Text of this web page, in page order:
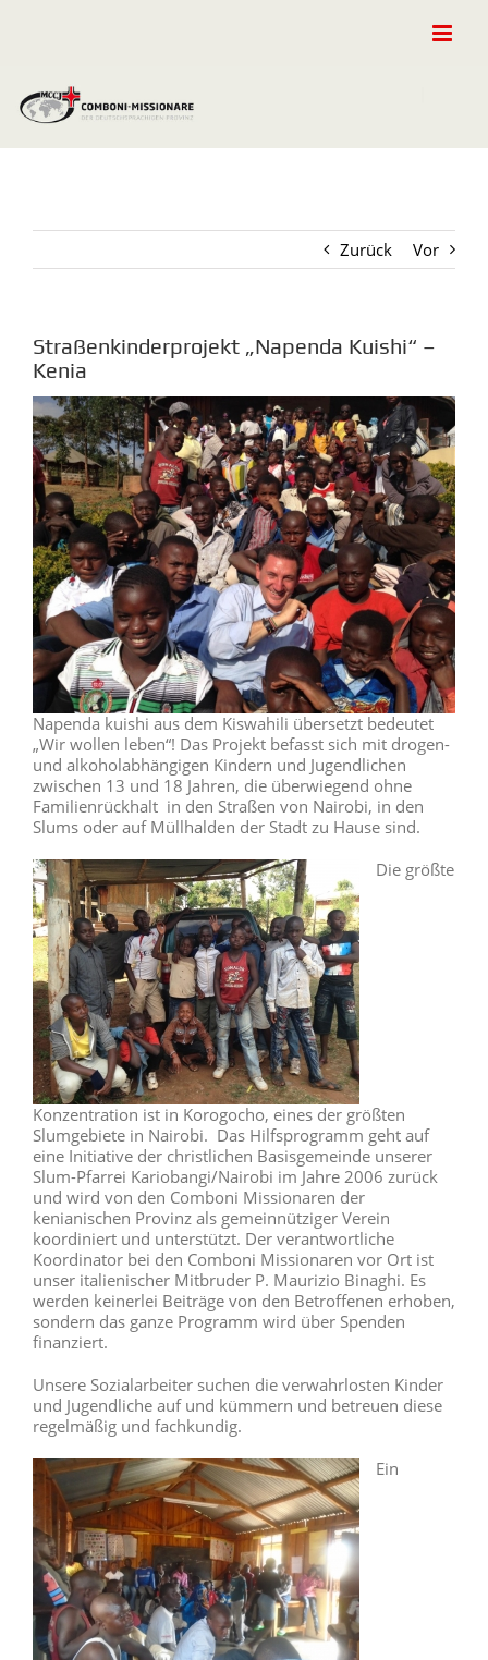
Zurück Vor
Straßenkinderprojekt „Napenda Kuishi“ –
Kenia
Zeige
grösseres
Bild
Napenda kuishi aus dem Kiswahili übersetzt bedeutet
„Wir wollen leben“! Das Projekt befasst sich mit drogen-
und alkoholabhängigen Kindern und Jugendlichen
zwischen 13 und 18 Jahren, die überwiegend ohne
Familienrückhalt in den Straßen von Nairobi, in den
Slums oder auf Müllhalden der Stadt zu Hause sind.
Die größte
Konzentration ist in Korogocho, eines der größten
Slumgebiete in Nairobi. Das Hilfsprogramm geht auf
eine Initiative der christlichen Basisgemeinde unserer
Slum-Pfarrei Kariobangi/Nairobi im Jahre 2006 zurück
und wird von den Comboni Missionaren der
kenianischen Provinz als gemeinnütziger Verein
koordiniert und unterstützt. Der verantwortliche
Koordinator bei den Comboni Missionaren vor Ort ist
unser italienischer Mitbruder P. Maurizio Binaghi. Es
werden keinerlei Beiträge von den Betroffenen erhoben,
sondern das ganze Programm wird über Spenden
finanziert.
Unsere Sozialarbeiter suchen die verwahrlosten Kinder
und Jugendliche auf und kümmern und betreuen diese
regelmäßig und fachkundig.
Ein